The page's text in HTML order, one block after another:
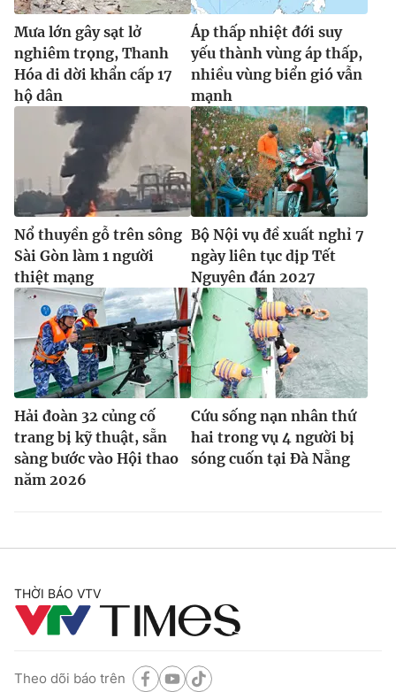
Mưa lớn gây sạt lở
nghiêm trọng, Thanh
Hóa di dời khẩn cấp 17
hộ dân
Áp thấp nhiệt đới suy
yếu thành vùng áp thấp,
nhiều vùng biển gió vẫn
mạnh
Nổ thuyền gỗ trên sông
Sài Gòn làm 1 người
thiệt mạng
Bộ Nội vụ đề xuất nghỉ 7
ngày liên tục dịp Tết
Nguyên đán 2027
Hải đoàn 32 củng cố
trang bị kỹ thuật, sẵn
sàng bước vào Hội thao
năm 2026
Cứu sống nạn nhân thứ
hai trong vụ 4 người bị
sóng cuốn tại Đà Nẵng
THỜI BÁO VTV
Theo dõi báo trên